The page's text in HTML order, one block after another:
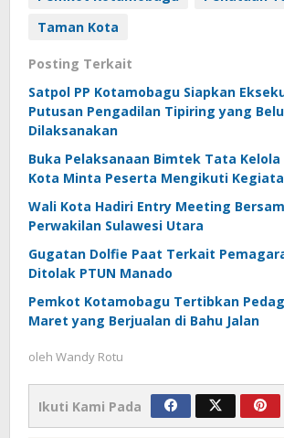
Taman Kota
Posting Terkait
Satpol PP Kotamobagu Siapkan
Putusan Pengadilan Tipiring yang
Dilaksanakan
Buka Pelaksanaan Bimtek Tata Kelola
Kota Minta Peserta Mengikuti
Wali Kota Hadiri Entry Meeting
Perwakilan Sulawesi Utara
Gugatan Dolfie Paat Terkait
Ditolak PTUN Manado
Pemkot Kotamobagu Tertibkan
Maret yang Berjualan di Bahu Jalan
oleh Wandy Rotu
Ikuti Kami Pada